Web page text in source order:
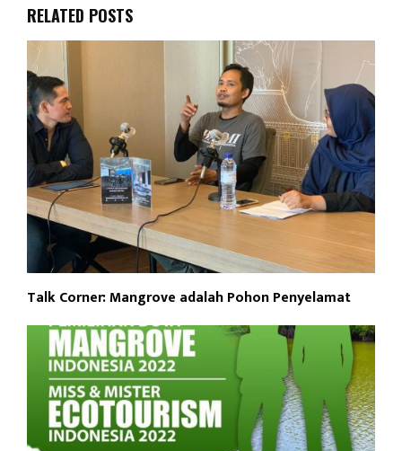
RELATED POSTS
Talk Corner: Mangrove adalah Pohon Penyelamat